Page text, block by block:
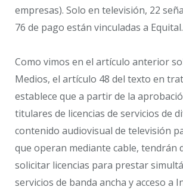
empresas). Solo en televisión, 22
76 de pago están vinculadas a
Como vimos en el artículo anterior
Medios, el artículo 48 del texto en
establece que a partir de la
titulares de licencias de servicios de
contenido audiovisual de televisión
que operan mediante cable, tendrán
solicitar licencias para prestar
servicios de banda ancha y acceso a